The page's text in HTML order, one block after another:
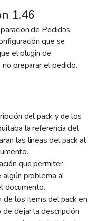
1.46
de Pedidos,
que se
el plugin de
preparar el pedido.
del pack y de los
la referencia del
las lineas del pack al
que permiten
problema al
documento.
de los items del pack en
dejar la descripción